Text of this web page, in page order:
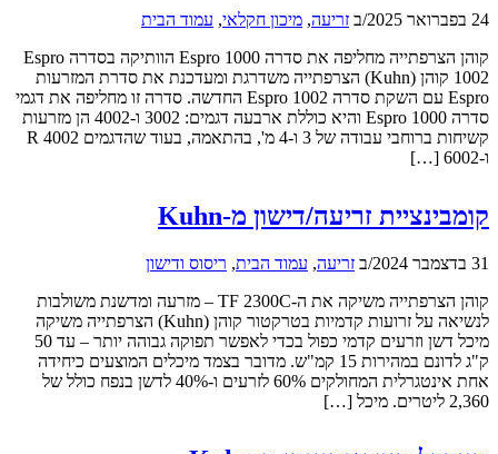
24 בפברואר 2025 /ב זריעה, מיכון חקלאי, עמוד הבית
קוהן הצרפתייה מחליפה את סדרה Espro 1000 הוותיקה בסדרה Espro
1002 קוהן (Kuhn) הצרפתייה משדרגת ומעדכנת את סדרת המזרעות
Espro עם השקת סדרה Espro 1002 החדשה. סדרה זו מחליפה את דגמי
סדרה Espro 1000 והיא כוללת ארבעה דגמים: 3002 ו-4002 הן מזרעות
קשיחות ברוחבי עבודה של 3 ו-4 מ', בהתאמה, בעוד שהדגמים 4002 R
ו-6002 […]
קומבינציית זריעה/דישון מ-Kuhn
31 בדצמבר 2024 /ב זריעה, עמוד הבית, ריסוס ודישון
קוהן הצרפתייה משיקה את ה-TF 2300C – מזרעה ומדשנת משולבות
לנשיאה על זרועות קדמיות בטרקטור קוהן (Kuhn) הצרפתייה משיקה
מיכל דשן וזרעים קדמי כפול בכדי לאפשר תפוקה גבוהה יותר – עד 50
ק"ג לדונם במהירות 15 קמ"ש. מדובר בצמד מיכלים המוצעים כיחידה
אחת אינטגרלית המחולקים 60% לזרעים ו-40% לדשן בנפח כולל של
2,360 ליטרים. מיכל […]